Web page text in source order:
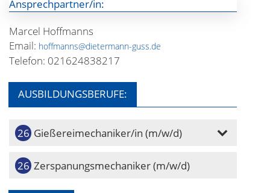
Ansprechpartner/in:
Marcel Hoffmanns
Email: hoffmanns@dietermann-guss.de
Telefon: 021624838217
AUSBILDUNGSBERUFE:
Gießereimechaniker/in (m/w/d)
Zerspanungsmechaniker (m/w/d)